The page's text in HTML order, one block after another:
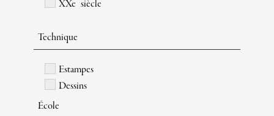
XXe siècle
Technique
Estampes
Dessins
École